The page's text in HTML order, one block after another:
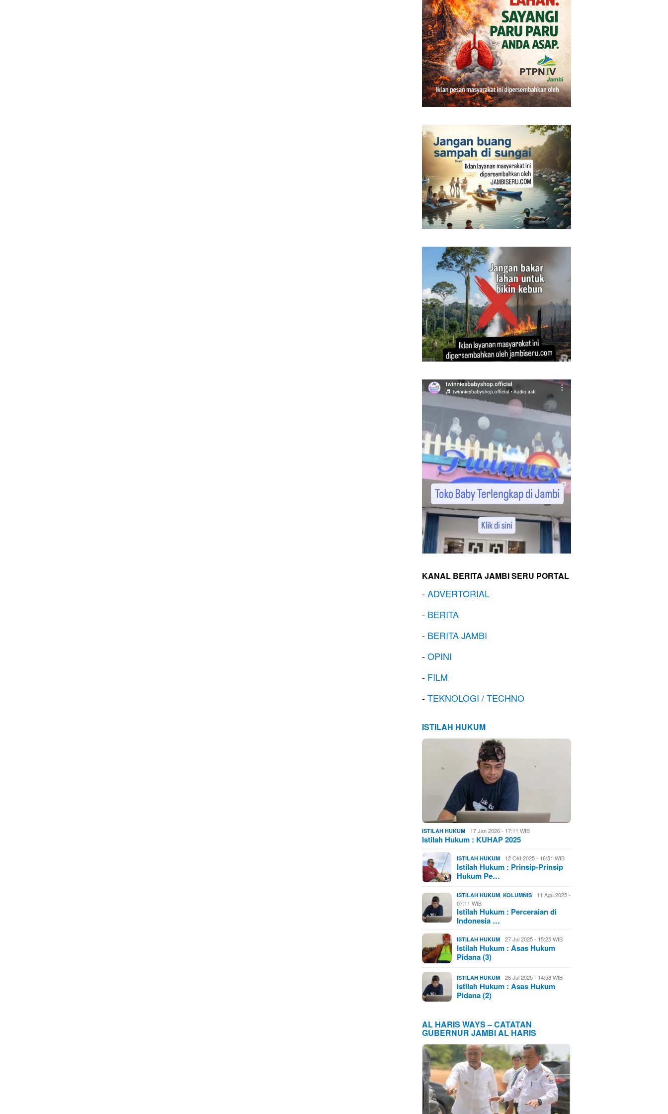
KANAL BERITA JAMBI SERU PORTAL
-ADVERTORIAL
- BERITA
- BERITA JAMBI
-OPINI
- FILM
-TEKNOLOGI / TECHNO
ISTILAH HUKUM
ISTILAH HUKUM 17 Jan 2026 - 17:11 WIB
Istilah Hukum : KUHAP 2025
ISTILAH HUKUM 12 Okt 2025 - 16:51 WIB
Istilah Hukum : Prinsip-Prinsip
Hukum Pe…
ISTILAH HUKUM ,KOLUMNIS
11 Agu 2025 -
07:11 WIB
Istilah Hukum : Perceraian di
Indonesia …
ISTILAH HUKUM 27 Jul 2025 - 15:25 WIB
Istilah Hukum : Asas Hukum
Pidana (3)
ISTILAH HUKUM 26 Jul 2025 - 14:58 WIB
Istilah Hukum : Asas Hukum
Pidana (2)
AL HARIS WAYS – CATATAN
GUBERNUR JAMBI AL HARIS